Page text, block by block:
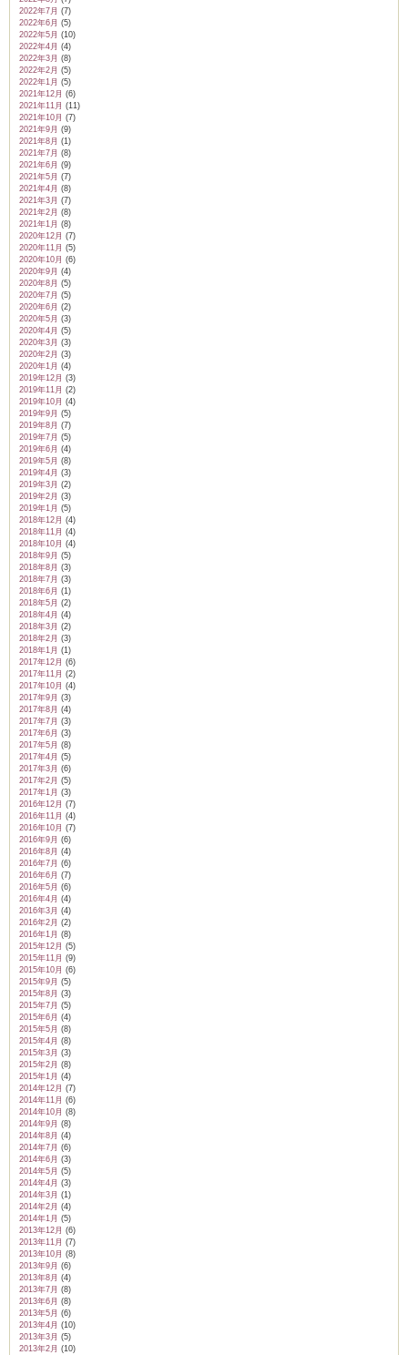
2022年7月 (7)
2022年6月 (5)
2022年5月 (10)
2022年4月 (4)
2022年3月 (8)
2022年2月 (5)
2022年1月 (5)
2021年12月 (6)
2021年11月 (11)
2021年10月 (7)
2021年9月 (9)
2021年8月 (1)
2021年7月 (8)
2021年6月 (9)
2021年5月 (7)
2021年4月 (8)
2021年3月 (7)
2021年2月 (8)
2021年1月 (8)
2020年12月 (7)
2020年11月 (5)
2020年10月 (6)
2020年9月 (4)
2020年8月 (5)
2020年7月 (5)
2020年6月 (2)
2020年5月 (3)
2020年4月 (5)
2020年3月 (3)
2020年2月 (3)
2020年1月 (4)
2019年12月 (3)
2019年11月 (2)
2019年10月 (4)
2019年9月 (5)
2019年8月 (7)
2019年7月 (5)
2019年6月 (4)
2019年5月 (8)
2019年4月 (3)
2019年3月 (2)
2019年2月 (3)
2019年1月 (5)
2018年12月 (4)
2018年11月 (4)
2018年10月 (4)
2018年9月 (5)
2018年8月 (3)
2018年7月 (3)
2018年6月 (1)
2018年5月 (2)
2018年4月 (4)
2018年3月 (2)
2018年2月 (3)
2018年1月 (1)
2017年12月 (6)
2017年11月 (2)
2017年10月 (4)
2017年9月 (3)
2017年8月 (4)
2017年7月 (3)
2017年6月 (3)
2017年5月 (8)
2017年4月 (5)
2017年3月 (6)
2017年2月 (5)
2017年1月 (3)
2016年12月 (7)
2016年11月 (4)
2016年10月 (7)
2016年9月 (6)
2016年8月 (4)
2016年7月 (6)
2016年6月 (7)
2016年5月 (6)
2016年4月 (4)
2016年3月 (4)
2016年2月 (2)
2016年1月 (8)
2015年12月 (5)
2015年11月 (9)
2015年10月 (6)
2015年9月 (5)
2015年8月 (3)
2015年7月 (5)
2015年6月 (4)
2015年5月 (8)
2015年4月 (8)
2015年3月 (3)
2015年2月 (8)
2015年1月 (4)
2014年12月 (7)
2014年11月 (6)
2014年10月 (8)
2014年9月 (8)
2014年8月 (4)
2014年7月 (6)
2014年6月 (3)
2014年5月 (5)
2014年4月 (3)
2014年3月 (1)
2014年2月 (4)
2014年1月 (5)
2013年12月 (6)
2013年11月 (7)
2013年10月 (8)
2013年9月 (6)
2013年8月 (4)
2013年7月 (8)
2013年6月 (8)
2013年5月 (6)
2013年4月 (10)
2013年3月 (5)
2013年2月 (10)